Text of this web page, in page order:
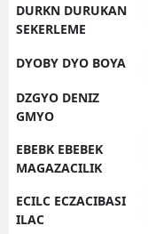
DURKN DURUKAN
SEKERLEME
DYOBY DYO BOYA
DZGYO DENIZ
GMYO
EBEBK EBEBEK
MAGAZACILIK
ECILC ECZACIBASI
ILAC